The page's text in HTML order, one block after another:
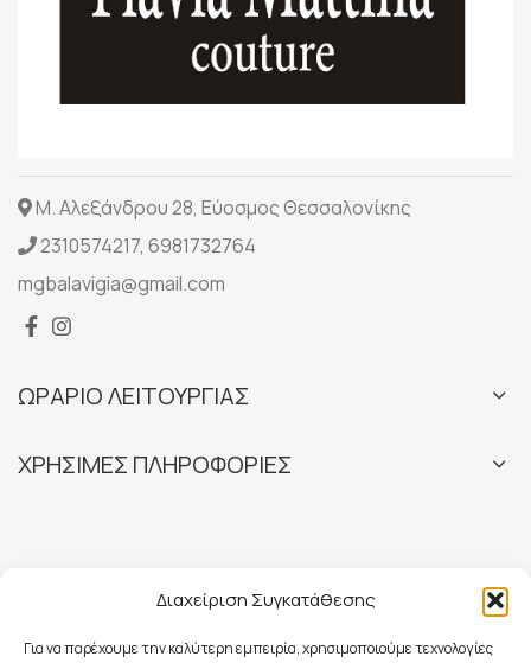
Διαχείριση Συγκατάθεσης
Για να παρέχουμε την καλύτερη εμπειρία, χρησιμοποιούμε τεχνολογίες
Μ. Αλεξάνδρου 28, Εύοσμος Θεσσαλονίκης
2310574217, 6981732764
mgbalavigia@gmail.com
ΩΡΑΡΙΟ ΛΕΙΤΟΥΡΓΙΑΣ
ΧΡΗΣΙΜΕΣ ΠΛΗΡΟΦΟΡΙΕΣ